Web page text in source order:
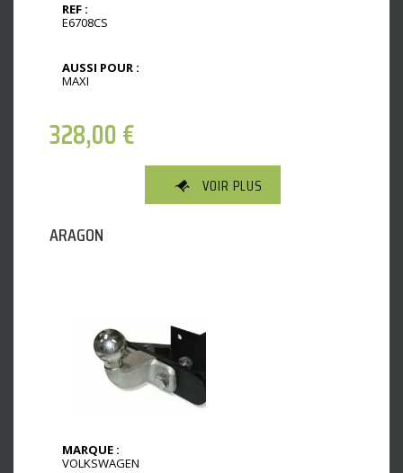
REF :
E6708CS
AUSSI POUR :
MAXI
328,00€
VOIR PLUS
ARAGON
MARQUE :
VOLKSWAGEN